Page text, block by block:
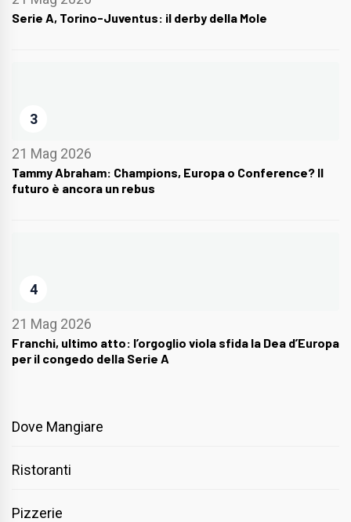
Serie A, Torino-Juventus: il derby della Mole
3
21 Mag 2026
Tammy Abraham: Champions, Europa o Conference? Il
futuro è ancora un rebus
4
21 Mag 2026
Franchi, ultimo atto: l’orgoglio viola sfida la Dea d’Europa
per il congedo della Serie A
Dove Mangiare
Ristoranti
Pizzerie